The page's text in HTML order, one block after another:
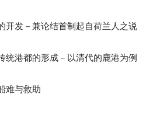
开发－兼论结首制起自荷兰人之说
统港都的形成－以清代的鹿港为例
难与救助